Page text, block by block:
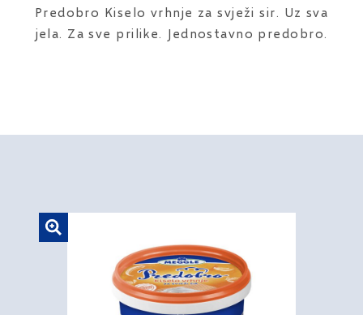
Predobro Kiselo vrhnje za svježi sir. Uz sva
jela. Za sve prilike. Jednostavno predobro.